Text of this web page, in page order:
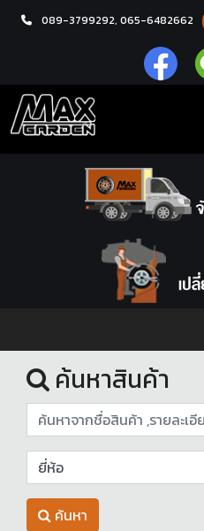
089-3799292, 065-6482662
หน้าแรก
ค้นหาสินค้า
ค้นหา